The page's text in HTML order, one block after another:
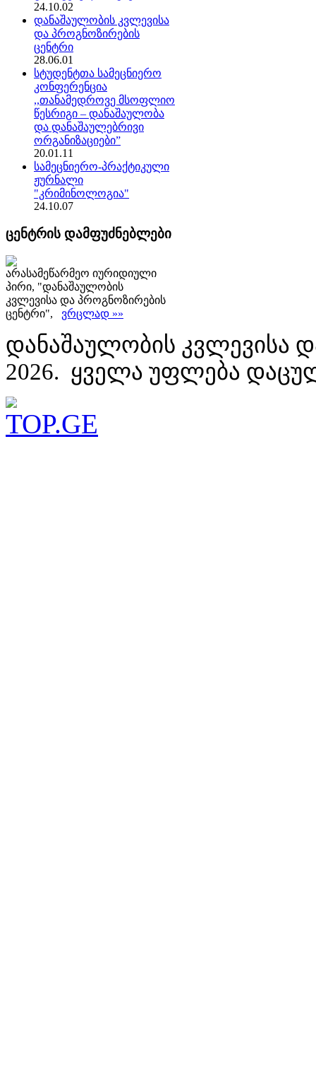
24.10.02
დანაშაულობის კვლევისა
და პროგნოზირების
ცენტრი
28.06.01
სტუდენტთა სამეცნიერო
კონფერენცია
,,თანამედროვე მსოფლიო
წესრიგი – დანაშაულობა
და დანაშაულებრივი
ორგანიზაციები”
20.01.11
სამეცნიერო-პრაქტიკული
ჟურნალი
"კრიმინოლოგია"
24.10.07
ცენტრის დამფუძნებლები
არასამეწარმეო იურიდიული
პირი, "დანაშაულობის
კვლევისა და პროგნოზირების
ცენტრი", ვრცლად »»
დანაშაულობის კვლევისა
2026. ყველა უფლება